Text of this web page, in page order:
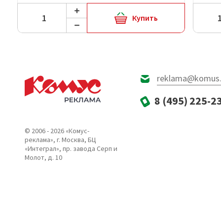
Купить
© 2006 - 2026 «Комус-
реклама», г. Москва, БЦ
«Интеграл», пр. завода Серп и
Молот, д. 10
8 (495) 225-